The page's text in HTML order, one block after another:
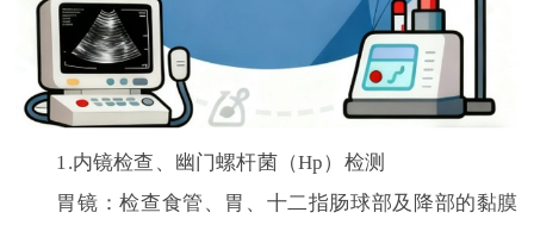
1.内镜检查、幽门螺杆菌（Hp）检测
胃镜：检查食管、胃、十二指肠球部及降部的黏膜